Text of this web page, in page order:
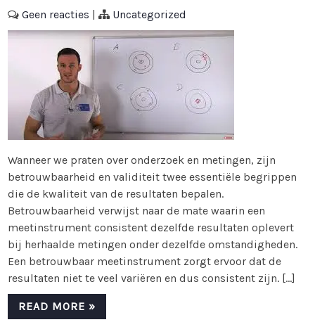
Geen reacties | Uncategorized
Wanneer we praten over onderzoek en metingen, zijn
betrouwbaarheid en validiteit twee essentiële begrippen
die de kwaliteit van de resultaten bepalen.
Betrouwbaarheid verwijst naar de mate waarin een
meetinstrument consistent dezelfde resultaten oplevert
bij herhaalde metingen onder dezelfde omstandigheden.
Een betrouwbaar meetinstrument zorgt ervoor dat de
resultaten niet te veel variëren en dus consistent zijn. […]
READ MORE »